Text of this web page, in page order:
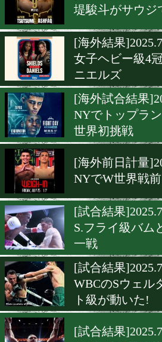
[海外前日
WBAフェ
ドマン前日
[海外前日
堤駿斗が
[海外結果
女子ヘビ
ニエルズ
[海外試合
NYでトッ
世界初挑戦
[海外前日
NYでW世